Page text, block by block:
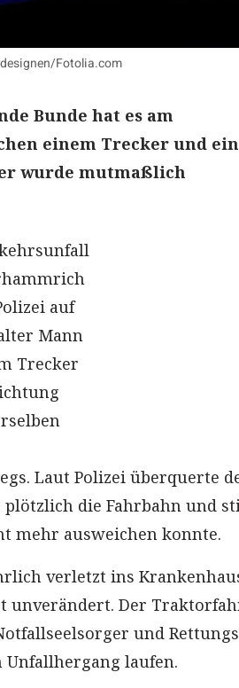
Fotolia.com
Bunde hat es am
einem Trecker und
wurde mutmaßlich
auf
Mann
Trecker
Laut Polizei überquerte
die Fahrbahn und
mehr ausweichen konnte.
verletzt ins
unverändert. Der
und
laufen.